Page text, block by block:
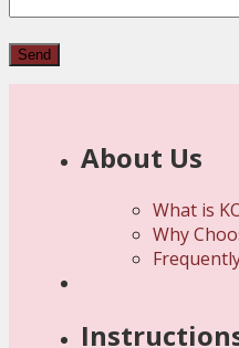
About Us
What is
Why